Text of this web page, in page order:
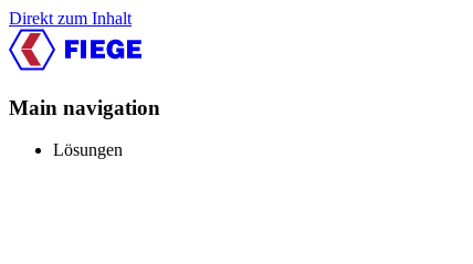
Direkt zum Inhalt
Main navigation
Lösungen